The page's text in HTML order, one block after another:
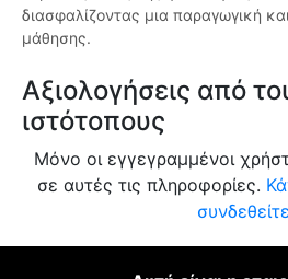
διασφαλίζοντας μια παραγωγική
μάθησης.
Αξιολογήσεις από
ιστότοπους
Μόνο οι εγγεγραμμένοι
σε αυτές τις πληροφορίες.